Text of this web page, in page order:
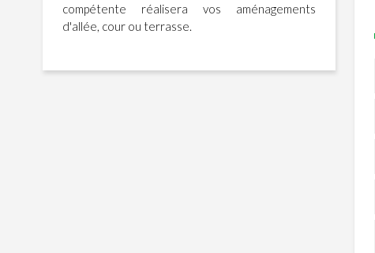
compétente réalisera vos aménagements
d'allée, cour ou terrasse.